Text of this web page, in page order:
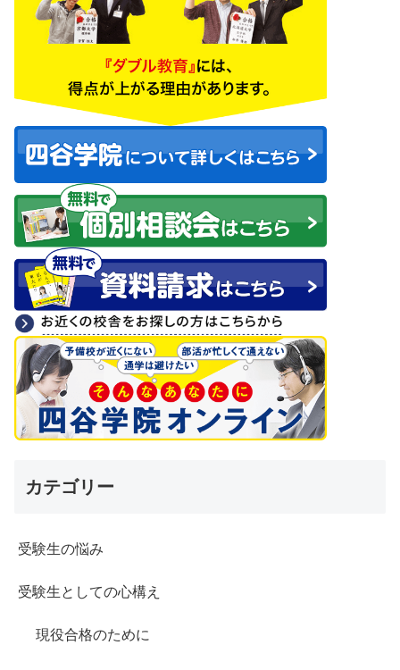
カテゴリー
受験生の悩み
受験生としての心構え
現役合格のために